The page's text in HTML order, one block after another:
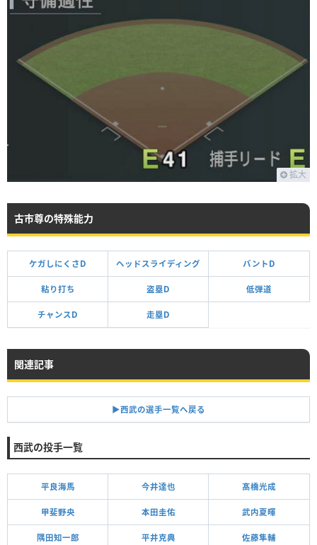
拡大
古市尊の特殊能力
ケガしにくさD ヘッドスライディング バントD
粘り打ち 盗塁D 低弾道
チャンスD 走塁D
関連記事
▶︎西武の選手一覧へ戻る
西武の投手一覧
平良海馬 今井達也 髙橋光成
甲斐野央 本田圭佑 武内夏暉
隅田知一郎 平井克典 佐藤隼輔